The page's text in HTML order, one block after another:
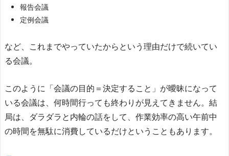
報告会議
定例会議
など、これまでやっていたからという理由だけで続いてい
る会議。
このように「会議の目的＝決定すること」が曖昧になって
いる会議は、何時間行っても終わりが見えてきません。結
局は、ダラダラと内輪の話をして、作業効率の高い午前中
の時間を無駄に消費しているだけということもあります。